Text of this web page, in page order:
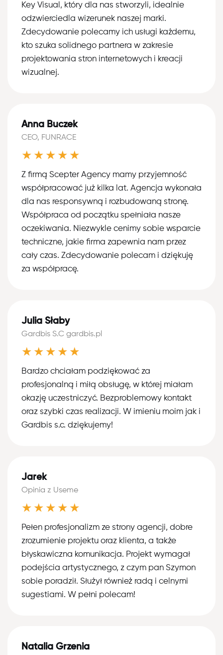
Key Visual, który dla nas stworzyli, idealnie
odzwierciedla wizerunek naszej marki.
Zdecydowanie polecamy ich usługi każdemu,
kto szuka solidnego partnera w zakresie
projektowania stron internetowych i kreacji
wizualnej.
Anna Buczek
CEO, FUNRACE
★★★★★
Z firmą Scepter Agency mamy przyjemność
współpracować już kilka lat. Agencja wykonała
dla nas responsywną i rozbudowaną stronę.
Współpraca od początku spełniała nasze
oczekiwania. Niezwykle cenimy sobie wsparcie
techniczne, jakie firma zapewnia nam przez
cały czas. Zdecydowanie polecam i dziękuję
za współpracę.
Julia Słaby
Gardbis S.C gardbis.pl
★★★★★
Bardzo chciałam podziękować za
profesjonalną i miłą obsługę, w której miałam
okazję uczestniczyć. Bezproblemowy kontakt
oraz szybki czas realizacji. W imieniu moim jak i
Gardbis s.c. dziękujemy!
Jarek
Opinia z Useme
★★★★★
Pełen profesjonalizm ze strony agencji, dobre
zrozumienie projektu oraz klienta, a także
błyskawiczna komunikacja. Projekt wymagał
podejścia artystycznego, z czym pan Szymon
sobie poradził. Służył również radą i celnymi
sugestiami. W pełni polecam!
Natalia Grzenia